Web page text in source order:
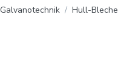
Galvanotechnik Hull-Bleche